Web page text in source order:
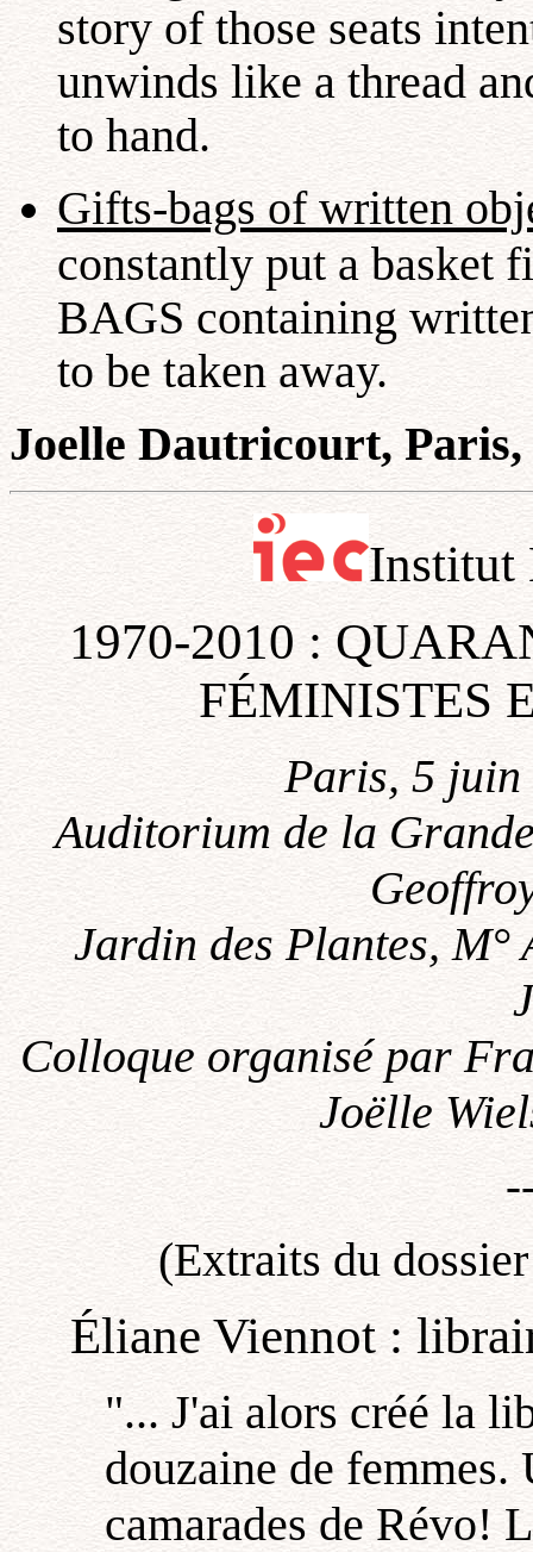
story of those seats
unwinds like a thread
to hand.
Gifts-bags of written
constantly put a basket
BAGS containing
to be taken away.
Joelle Dautricourt,
Institut
1970-2010 :
FÉMINISTES
Paris, 5 juin
Auditorium de la
Jardin des Plantes,
Colloque organisé par
Joëlle
(Extraits du
Éliane Viennot :
"... J'ai alors créé la
douzaine de femmes.
camarades de Révo!